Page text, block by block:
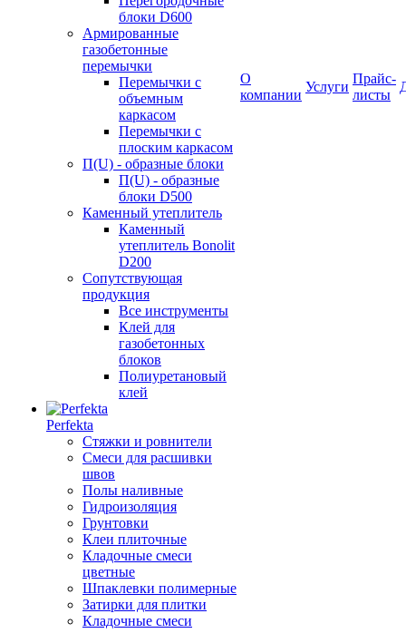
блоки D600
Армированные
газобетонные
перемычки
Перемычки с
объемным
каркасом
Перемычки с
плоским каркасом
П(U) - образные блоки
П(U) - образные
блоки D500
Каменный утеплитель
Каменный
утеплитель Bonolit
D200
Сопутствующая
продукция
Все инструменты
Клей для
газобетонных
блоков
Полиуретановый
клей
Perfekta
Стяжки и ровнители
Смеси для расшивки
швов
Полы наливные
Гидроизоляция
Грунтовки
Клеи плиточные
Кладочные смеси
цветные
Шпаклевки полимерные
Затирки для плитки
Кладочные смеси
О
компании
Услуги
Прайс-
листы